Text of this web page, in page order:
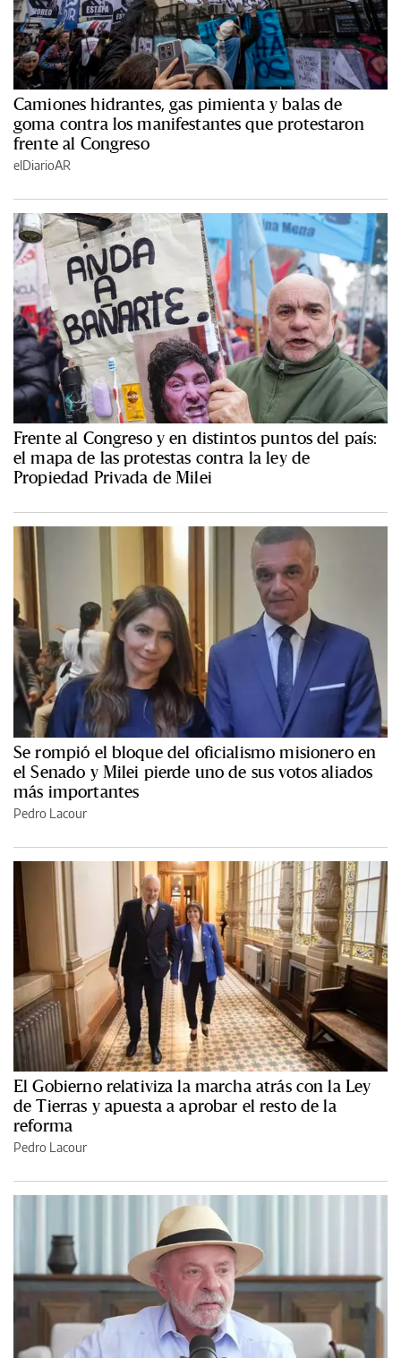
Camiones hidrantes, gas pimienta y balas de
goma contra los manifestantes que protestaron
frente al Congreso
elDiarioAR
Frente al Congreso y en distintos puntos del país:
el mapa de las protestas contra la ley de
Propiedad Privada de Milei
Se rompió el bloque del oficialismo misionero en
el Senado y Milei pierde uno de sus votos aliados
más importantes
Pedro Lacour
El Gobierno relativiza la marcha atrás con la Ley
de Tierras y apuesta a aprobar el resto de la
reforma
Pedro Lacour